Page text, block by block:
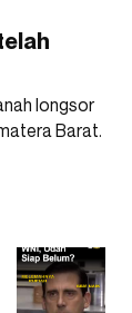
longsor
Barat.